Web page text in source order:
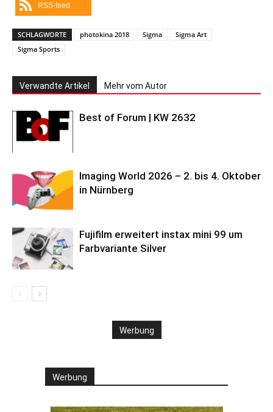
RSS-feed
SCHLAGWORTE photokina 2018 Sigma
Sigma Art
Sigma Sports
Verwandte Artikel Mehr vom Autor
Best of Forum | KW 2632
Imaging World 2026 – 2. bis 4. Oktober
in Nürnberg
Fujifilm erweitert instax mini 99 um
Farbvariante Silver
Werbung
Werbung